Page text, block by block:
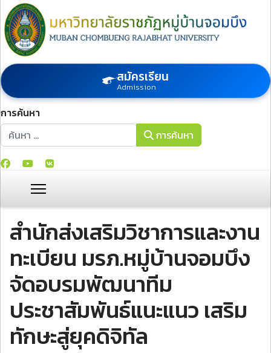
สมัครเรียน
Admission
การค้นหา
การค้นหา
การค้นหา
สำนักส่งเสริมวิชาการและงาน
ทะเบียน มรภ.หมู่บ้านจอมบึง
จัดอบรมพัฒนาทีม
ประชาสัมพันธ์แนะแนว เสริม
ทักษะสู่ยุคดิจิทัล